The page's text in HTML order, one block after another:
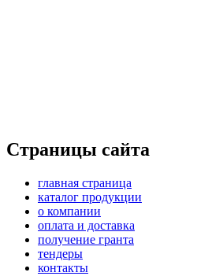
Страницы сайта
главная страница
каталог продукции
о компании
оплата и доставка
получение гранта
тендеры
контакты